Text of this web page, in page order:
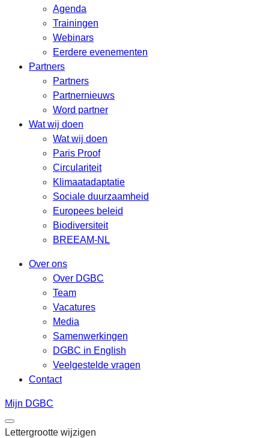
Agenda
Trainingen
Webinars
Eerdere evenementen
Partners
Partners
Partnernieuws
Word partner
Wat wij doen
Wat wij doen
Paris Proof
Circulariteit
Klimaatadaptatie
Sociale duurzaamheid
Europees beleid
Biodiversiteit
BREEAM-NL
Over ons
Over DGBC
Team
Vacatures
Media
Samenwerkingen
DGBC in English
Veelgestelde vragen
Contact
Mijn DGBC
Lettergrootte wijzigen